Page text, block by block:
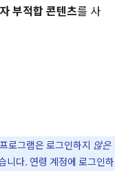
부적합 콘텐츠를 사
로그램은 로그인하지 않은
니다. 연령 계정에 로그인하